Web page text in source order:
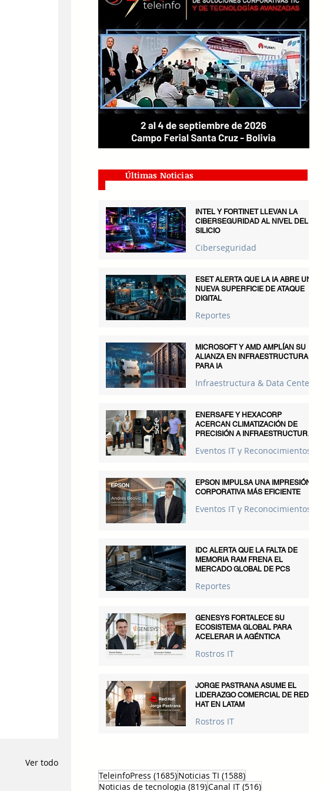
Ver todo
Últimas Noticias
INTEL Y FORTINET LLEVAN LA
CIBERSEGURIDAD AL NIVEL DEL
SILICIO
Ciberseguridad
ESET ALERTA QUE LA IA ABRE UNA
NUEVA SUPERFICIE DE ATAQUE
DIGITAL
Reportes
MICROSOFT Y AMD AMPLÍAN SU
ALIANZA EN INFRAESTRUCTURA
PARA IA
Infraestructura & Data Centers
ENERSAFE Y HEXACORP
ACERCAN CLIMATIZACIÓN DE
PRECISIÓN A INFRAESTRUCTURAS
Eventos IT y Reconocimientos
EPSON IMPULSA UNA IMPRESIÓN
CORPORATIVA MÁS EFICIENTE
Eventos IT y Reconocimientos
IDC ALERTA QUE LA FALTA DE
MEMORIA RAM FRENA EL
MERCADO GLOBAL DE PCS
Reportes
GENESYS FORTALECE SU
ECOSISTEMA GLOBAL PARA
ACELERAR IA AGÉNTICA
Rostros IT
JORGE PASTRANA ASUME EL
LIDERAZGO COMERCIAL DE RED
HAT EN LATAM
Rostros IT
TeleinfoPress (1685)1685 entradas
Noticias TI (1588)1588 entradas
Noticias de tecnologia (819)819 entradas
Canal IT (516)516 entradas